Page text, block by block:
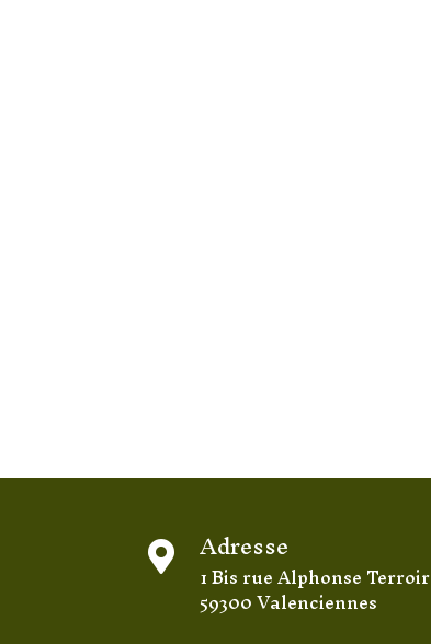
 Adresse
1 Bis rue Alphonse Terroir
59300 Valenciennes